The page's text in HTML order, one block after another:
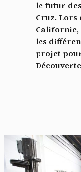
le futur
Cruz. Lors
Californie,
les
projet